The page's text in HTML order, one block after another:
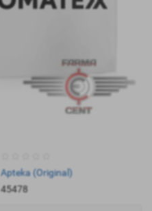
Apteka (Original)
45478